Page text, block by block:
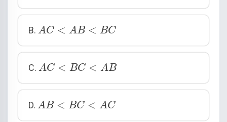
B. AC < AB < BC
A C< A < BC
C. AC < BC < AB
A C< B C<AB
D. AB < BC < AC
A B< BC<AC